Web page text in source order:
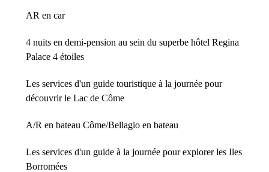
AR en car
4 nuits en demi-pension au sein du superbe hôtel Regina
Palace 4 étoiles
Les services d'un guide touristique à la journée pour
découvrir le Lac de Côme
A/R en bateau Côme/Bellagio en bateau
Les services d'un guide à la journée pour explorer les Iles
Borromées